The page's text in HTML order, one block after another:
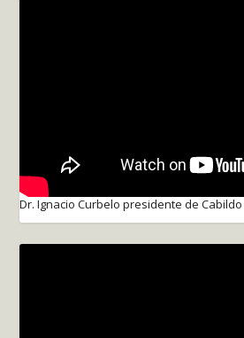
Dr. Ignacio Curbelo presidente de